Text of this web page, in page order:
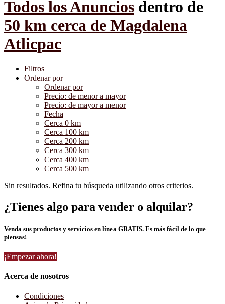
Todos los Anuncios dentro de
50 km cerca de Magdalena
Atlicpac
Filtros
Ordenar por
Ordenar por
Precio: de menor a mayor
Precio: de mayor a menor
Fecha
Cerca 0 km
Cerca 100 km
Cerca 200 km
Cerca 300 km
Cerca 400 km
Cerca 500 km
Sin resultados. Refina tu búsqueda utilizando otros criterios.
¿Tienes algo para vender o alquilar?
Venda sus productos y servicios en línea GRATIS. Es más fácil de lo que
piensas!
¡Empezar ahora!
Acerca de nosotros
Condiciones